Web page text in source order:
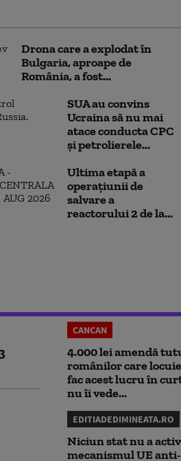
Drona care a explodat în
Bulgaria, aproape de
România, a fost...
SUA au convins
Ucraina să nu mai
atace conducta CPC
şi petrolierele...
Ultima etapă a
operațiunii de
salvare a
reactorului 2 de la...
CANCAN
4.000 lei amendă
românilor care
fac acest lucru în
nu îi vede...
EDITIADEDIMINEATA.RO
Niciun stat nu a
mecanismul UE anti-